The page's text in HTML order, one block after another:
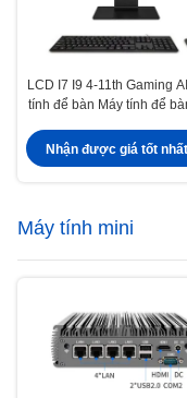
LCD I7 I9 4-11th Gaming
tính để bàn Máy tính để
Nhận được giá tốt nhất
Máy tính mini